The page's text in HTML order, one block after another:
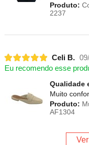
Produto:
2237
Celi B.
Eu recomendo esse
Qualidade
Muito
Produto:
AF1304